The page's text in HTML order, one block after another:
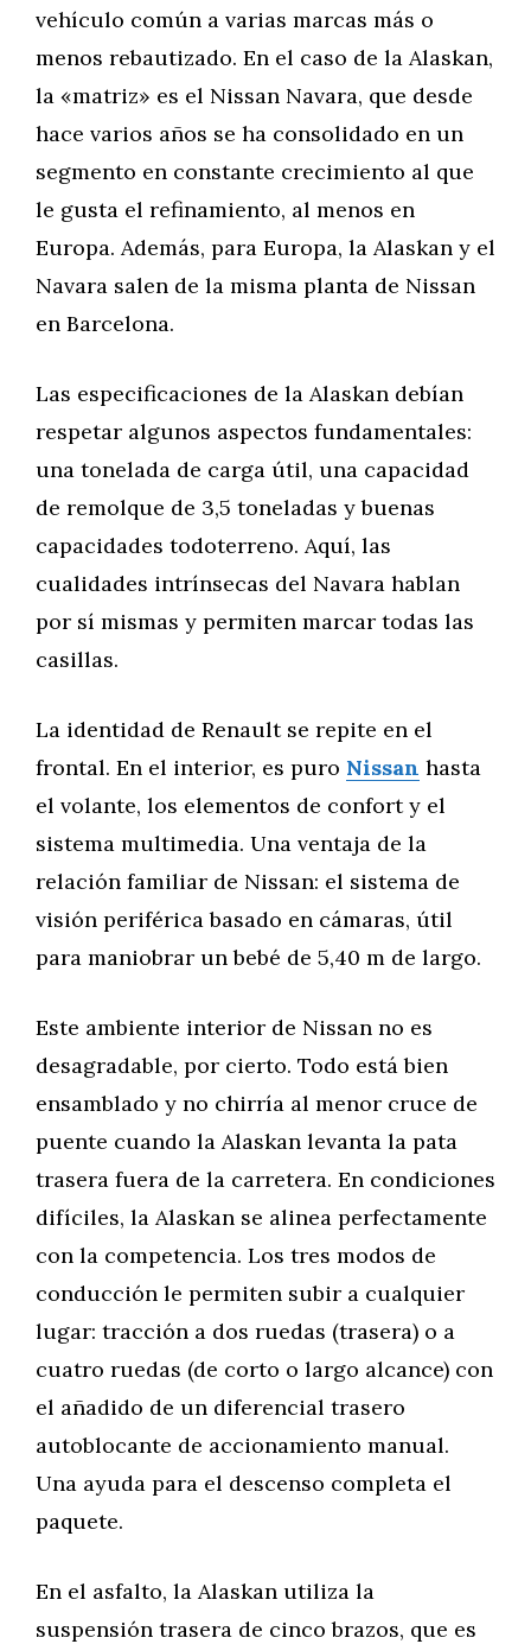
vehículo común a varias marcas más o
menos rebautizado. En el caso de la Alaskan,
la «matriz» es el Nissan Navara, que desde
hace varios años se ha consolidado en un
segmento en constante crecimiento al que
le gusta el refinamiento, al menos en
Europa. Además, para Europa, la Alaskan y el
Navara salen de la misma planta de Nissan
en Barcelona.
Las especificaciones de la Alaskan debían
respetar algunos aspectos fundamentales:
una tonelada de carga útil, una capacidad
de remolque de 3,5 toneladas y buenas
capacidades todoterreno. Aquí, las
cualidades intrínsecas del Navara hablan
por sí mismas y permiten marcar todas las
casillas.
La identidad de Renault se repite en el
frontal. En el interior, es puro Nissan hasta
el volante, los elementos de confort y el
sistema multimedia. Una ventaja de la
relación familiar de Nissan: el sistema de
visión periférica basado en cámaras, útil
para maniobrar un bebé de 5,40 m de largo.
Este ambiente interior de Nissan no es
desagradable, por cierto. Todo está bien
ensamblado y no chirría al menor cruce de
puente cuando la Alaskan levanta la pata
trasera fuera de la carretera. En condiciones
difíciles, la Alaskan se alinea perfectamente
con la competencia. Los tres modos de
conducción le permiten subir a cualquier
lugar: tracción a dos ruedas (trasera) o a
cuatro ruedas (de corto o largo alcance) con
el añadido de un diferencial trasero
autoblocante de accionamiento manual.
Una ayuda para el descenso completa el
paquete.
En el asfalto, la Alaskan utiliza la
suspensión trasera de cinco brazos, que es